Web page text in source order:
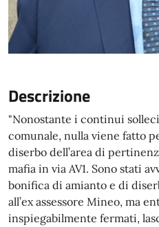
Descrizione
"Nonostante i continui
comunale, nulla viene fatto
diserbo dell’area di
mafia in via AV1. Sono stati
bonifica di amianto e di
all’ex assessore Mineo, ma
inspiegabilmente fermati,